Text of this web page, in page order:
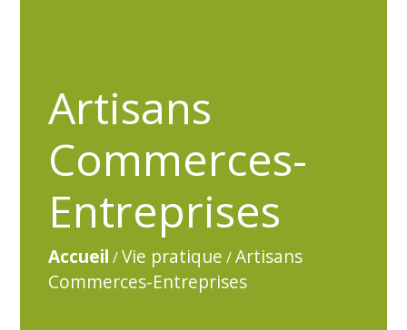
Artisans
Commerces-
Entreprises
Accueil /Vie pratique /Artisans
Commerces-Entreprises